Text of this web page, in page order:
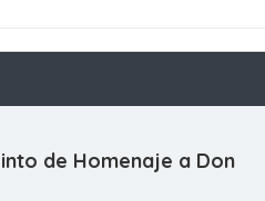
de Homenaje a Don